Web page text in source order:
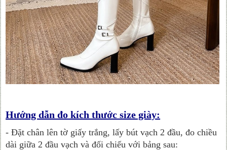
Hướng dẫn đo kích thước size giày:
- Đặt chân lên tờ giấy trắng, lấy bút vạch 2 đầu, đo chiều
dài giữa 2 đầu vạch và đối chiếu với bảng sau: